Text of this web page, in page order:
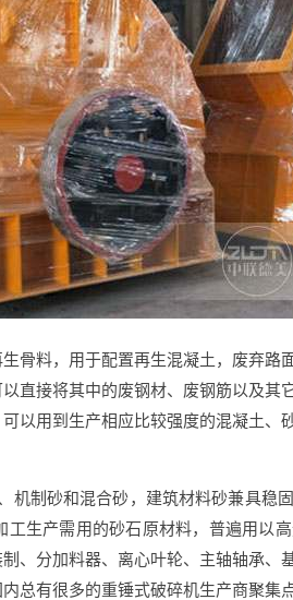
骨料，用于配置再生混凝土，废弃路
直接将其中的废钢材、废钢筋以及
以用到生产相应比较强度的混凝土、
机制砂和混合砂，建筑材料砂兼具稳
生产需用的砂石原材料，普遍用以
、分加料器、离心叶轮、主轴轴承、
总有很多的重锤式破碎机生产商聚集点